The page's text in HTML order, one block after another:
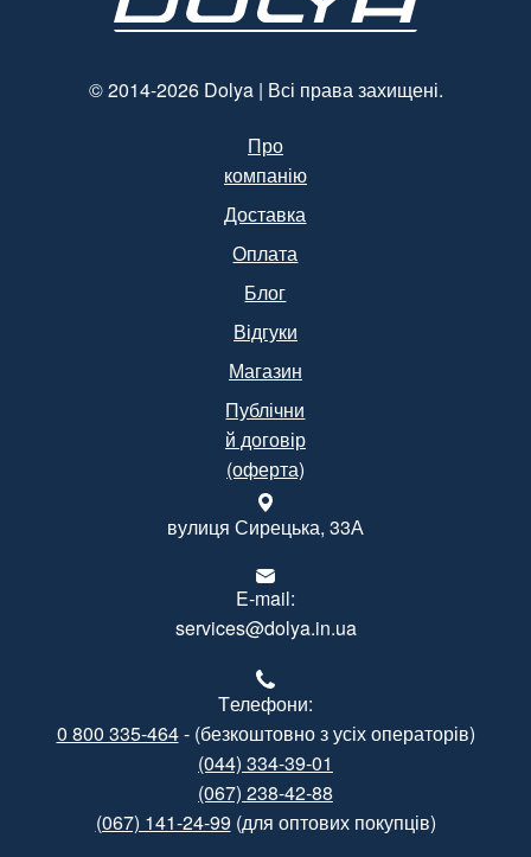
© 2014-2026 Dolya | Всі права захищені.
Про
компанію
Доставка
Оплата
Блог
Відгуки
Магазин
Публічни
й договір
(оферта)
вулиця Сирецька, 33А
E-mail:
services@dolya.in.ua
Tелефони:
0 800 335-464- (безкоштовно з усіх операторів)
(044) 334-39-01
(067) 238-42-88
(067) 141-24-99 (для оптових покупців)